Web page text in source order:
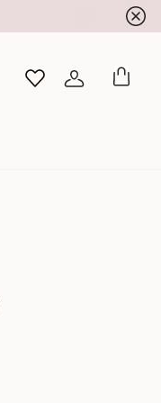
LISTA DESIDERI
ACCEDI